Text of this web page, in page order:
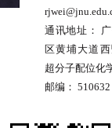
通讯地址：
区黄埔大道
超分子配位化
邮编： 510632